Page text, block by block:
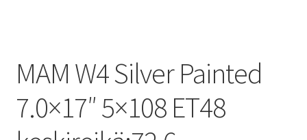
MAM W4 Silver Painted
7.0×17″ 5×108 ET48